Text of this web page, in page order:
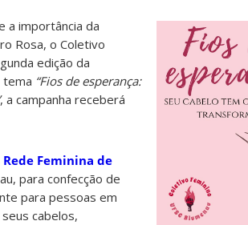
a importância da
Rosa, o Coletivo
edição da
tema “Fios de esperança:
, a campanha receberá
Rede Feminina de
para confecção de
para pessoas em
cabelos,